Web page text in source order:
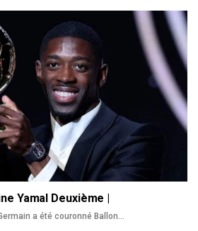
Yamal Deuxième |
a été couronné Ballon…